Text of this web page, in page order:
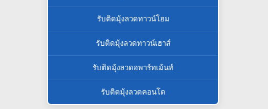
รับติดมุ้งลวดทาวน์โฮม
รับติดมุ้งลวดทาวน์เฮาส์
รับติดมุ้งลวดอพาร์ทเม้นท์
รับติดมุ้งลวดคอนโด